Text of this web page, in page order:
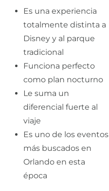
Es una experiencia
totalmente distinta a
Disney y al parque
tradicional
Funciona perfecto
como plan nocturno
Le suma un
diferencial fuerte al
viaje
Es uno de los eventos
más buscados en
Orlando en esta
época